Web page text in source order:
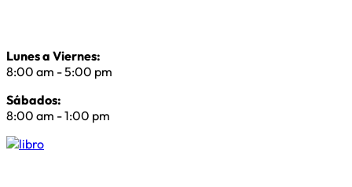
Lunes a Viernes:
8:00 am - 5:00 pm
Sábados:
8:00 am - 1:00 pm